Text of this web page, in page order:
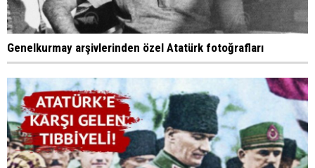
Genelkurmay arşivlerinden özel Atatürk fotoğrafları